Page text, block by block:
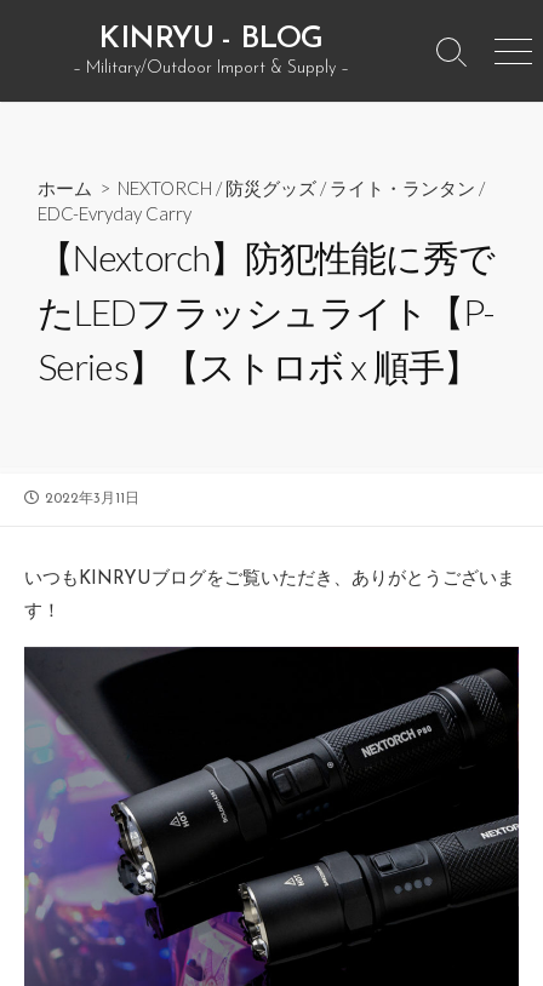
ン
KINRYU - BLOG
– Military/Outdoor Import & Supply –
検
メ
ホーム > NEXTORCH /防災グッズ /ライト・ランタン /
EDC-Evryday Carry
【Nextorch】防犯性能に秀で
たLEDフラッシュライト【P-
Series】【ストロボ x 順手】
公
2022年3月11日
いつもKINRYUブログをご覧いただき、ありがとうございま
す！